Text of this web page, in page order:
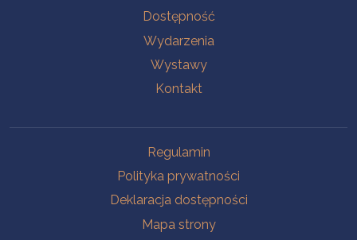
Dostępność
Wydarzenia
Wystawy
Kontakt
Regulamin
Polityka prywatności
Deklaracja dostępności
Mapa strony